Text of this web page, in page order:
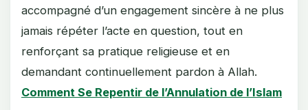
accompagné d’un engagement sincère à ne plus
jamais répéter l’acte en question, tout en
renforçant sa pratique religieuse et en
demandant continuellement pardon à Allah.
Comment Se Repentir de l’Annulation de l’Islam